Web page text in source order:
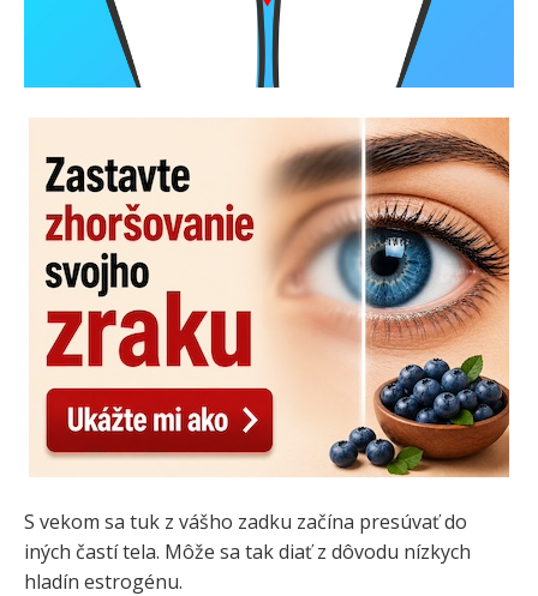
S vekom sa tuk z vášho zadku začína presúvať do
iných častí tela. Môže sa tak diať z dôvodu nízkych
hladín estrogénu.